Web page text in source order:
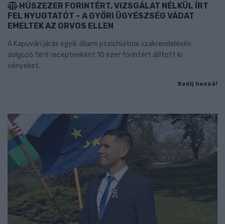
HÚSZEZER FORINTÉRT, VIZSGÁLAT NÉLKÜL ÍRT
FEL NYUGTATÓT – A GYŐRI ÜGYÉSZSÉG VÁDAT
EMELTEK AZ ORVOS ELLEN
A Kapuvári járás egyik állami pszichiátriai szakrendelésén
dolgozó férfi receptenként 10 ezer forintért állított ki
vényeket.
Szólj hozzá!